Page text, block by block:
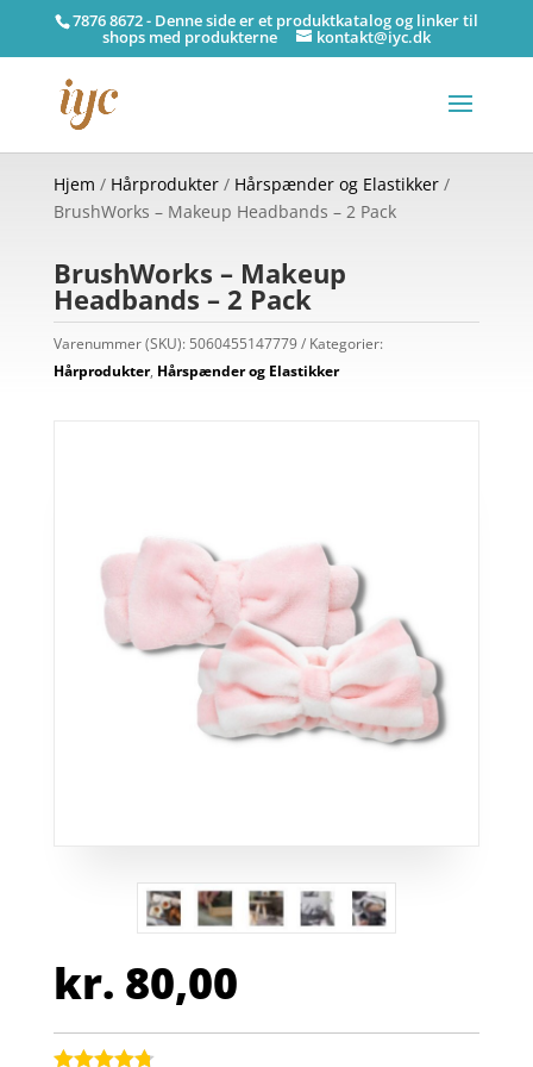
7876 8672 - Denne side er et produktkatalog og linker til
shops med produkterne kontakt@iyc.dk
Hjem / Hårprodukter/ Hårspænder og Elastikker/
BrushWorks – Makeup Headbands – 2 Pack
BrushWorks – Makeup
Headbands – 2 Pack
Varenummer (SKU): 5060455147779
Kategorier:
Hårprodukter, Hårspænder og Elastikker
kr. 80,00